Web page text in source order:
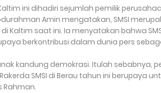
ini dihadiri sejumlah pemilik
Amin mengatakan, SMSI
Kaltim saat ini. Ia menyatakan bahwa
berkontribusi dalam dunia pers
kandung demokrasi. Itulah sebabnya,
SMSI di Berau tahun ini berupaya
Rahman.